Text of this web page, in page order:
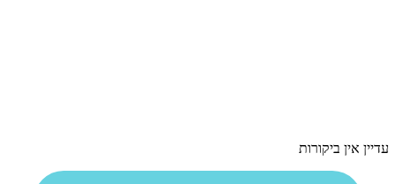
עדיין אין ביקורות